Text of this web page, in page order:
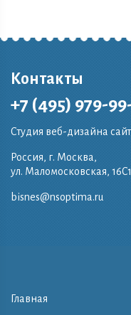
Контакты
+7 (495) 979-
Студия веб-дизайна
Россия, г. Москва,
ул. Маломосковская, 16C1
bisnes@nsoptima.ru
Главная